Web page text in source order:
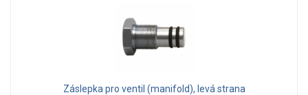
Záslepka pro ventil (manifold), levá strana